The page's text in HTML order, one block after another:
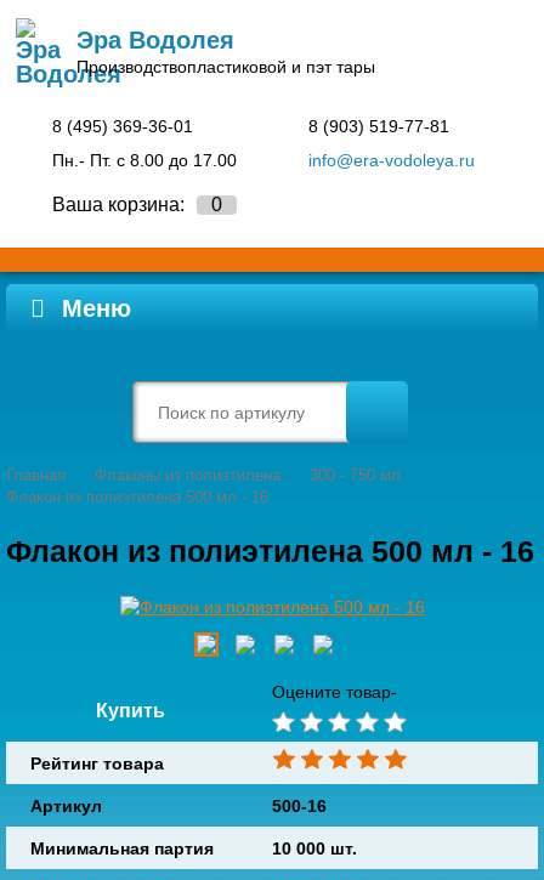
Эра Водолея
Производствопластиковой и пэт тары
8 (495) 369-36-01
Пн.- Пт. c 8.00 до 17.00
8 (903) 519-77-81
info@era-vodoleya.ru
Ваша корзина: 0
Меню
Главная Флаконы из полиэтилена
300 - 750 мл
Флакон из полиэтилена 500 мл - 16
Флакон из полиэтилена 500 мл - 16
Купить
Оцените товар-
Рейтинг товара
Артикул 500-16
Минимальная партия 10 000 шт.